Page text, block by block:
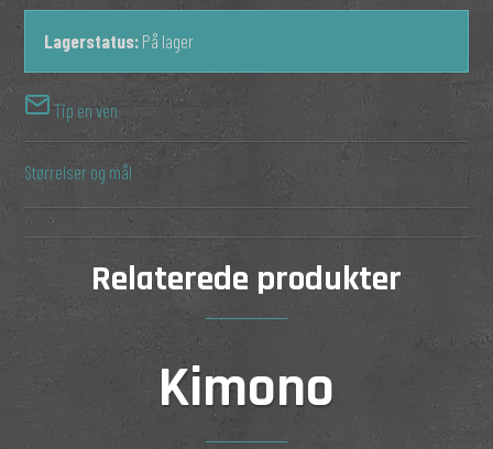
Lagerstatus: På lager
Tip en ven
Størrelser og mål
Relaterede produkter
Kimono